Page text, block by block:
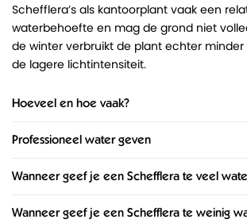
Schefflera’s als kantoorplant vaak een
waterbehoefte en mag de grond niet
de winter verbruikt de plant echter
de lagere lichtintensiteit.
Hoeveel en hoe vaak?
Professioneel water geven
Wanneer geef je een Schefflera te veel
Wanneer geef je een Schefflera te weinig